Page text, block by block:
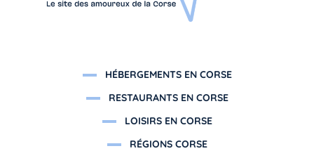
HÉBERGEMENTS EN CORSE
RESTAURANTS EN CORSE
LOISIRS EN CORSE
RÉGIONS CORSE